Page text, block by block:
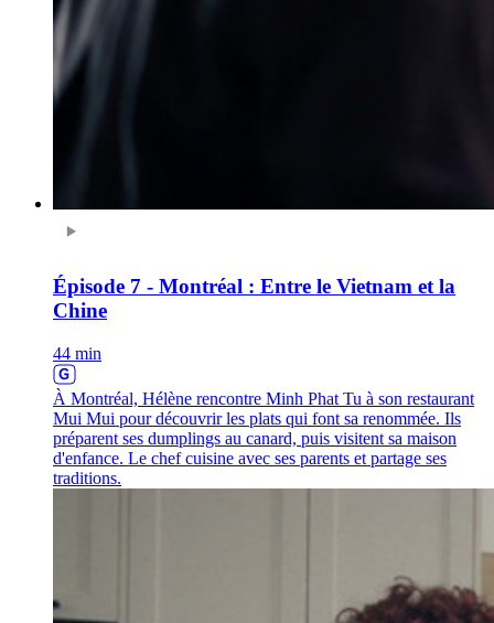
Épisode 7 - Montréal : Entre le Vietnam et la
Chine
44 min
À Montréal, Hélène rencontre Minh Phat Tu à son restaurant
Mui Mui pour découvrir les plats qui font sa renommée. Ils
préparent ses dumplings au canard, puis visitent sa maison
d'enfance. Le chef cuisine avec ses parents et partage ses
traditions.